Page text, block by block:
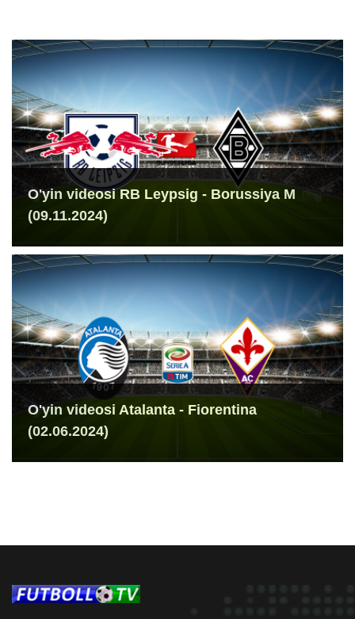
O'yin videosi RB Leypsig - Borussiya M
(09.11.2024)
O'yin videosi Atalanta - Fiorentina
(02.06.2024)